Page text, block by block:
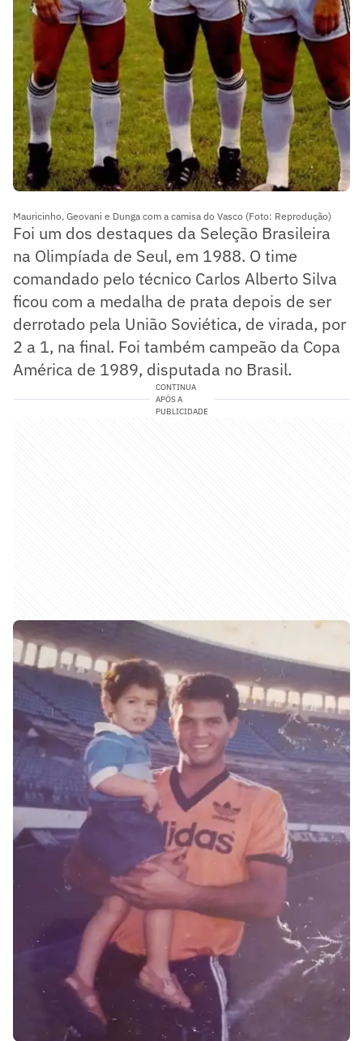
Mauricinho, Geovani e Dunga com a camisa do Vasco (Foto: Reprodução)
Foi um dos destaques da Seleção Brasileira
na Olimpíada de Seul, em 1988. O time
comandado pelo técnico Carlos Alberto Silva
ficou com a medalha de prata depois de ser
derrotado pela União Soviética, de virada, por
2 a 1, na final. Foi também campeão da Copa
América de 1989, disputada no Brasil.
CONTINUA
APÓS A
PUBLICIDADE